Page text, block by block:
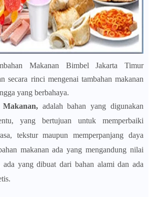
Makanan Bimbel Jakarta Timur
secara rinci mengenai tambahan makanan
yang berbahaya.
adalah bahan yang digunakan
yang bertujuan untuk memperbaiki
tekstur maupun memperpanjang daya
makanan ada yang mengandung nilai
yang dibuat dari bahan alami dan ada